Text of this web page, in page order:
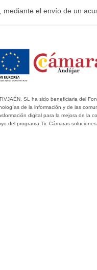
el envío de un
SL ha sido beneficiaria del
de la información y de las
digital para la mejora de la
del programa Tic Cámaras